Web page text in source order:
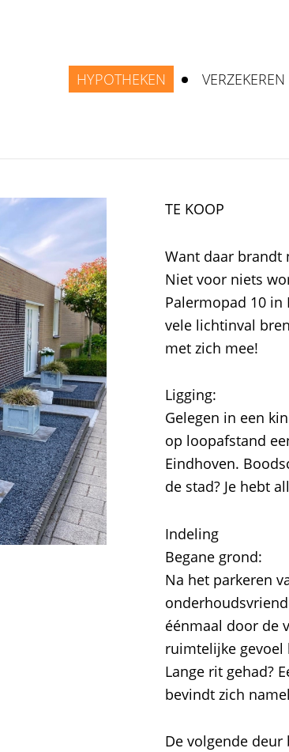
HYPOTHEKEN VERZEKEREN
TE KOOP
Want daar brandt
Niet voor niets
Palermopad 10 in
vele lichtinval
met zich mee!
Ligging:
Gelegen in een
op loopafstand
Eindhoven.
de stad? Je hebt
Indeling
Begane grond:
Na het parkeren
éénmaal door de
ruimtelijke gevoel
Lange rit gehad?
bevindt zich
De volgende